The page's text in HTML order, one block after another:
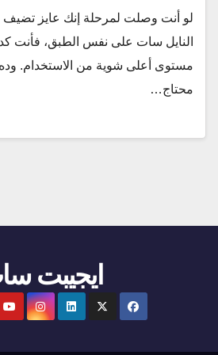
لو أنت وصلت لمرحلة إنك عايز
النايل سات على نفس الطبق، فأنت
مستوى أعلى شوية من الاستخدام.
محتاج…
ايجيبت